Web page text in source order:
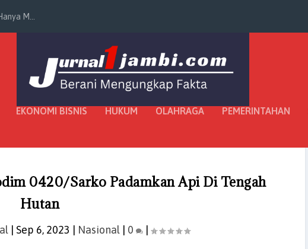
M...
EKONOMI BISNIS HUKUM OLAHRAGA PEMERINTAHAN
0420/Sarko Padamkan Api Di Tengah
Hutan
Sep 6, 2023 Nasional 0 |